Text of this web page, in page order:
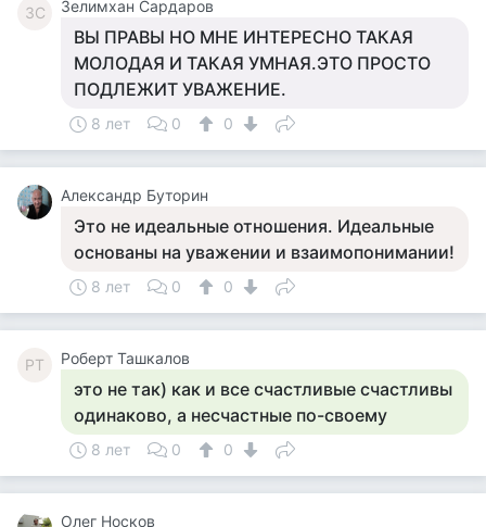
ЗС Зелимхан Сардаров
ВЫ ПРАВЫ НО МНЕ ИНТЕРЕСНО ТАКАЯ
МОЛОДАЯ И ТАКАЯ УМНАЯ.ЭТО ПРОСТО
ПОДЛЕЖИТ УВАЖЕНИЕ.
8 лет 0 0
Александр Буторин
Это не идеальные отношения. Идеальные
основаны на уважении и взаимопонимании!
8 лет 0 0
РТ Роберт Ташкалов
это не так) как и все счастливые счастливы
одинаково, а несчастные по-своему
8 лет 0 0
Олег Носков